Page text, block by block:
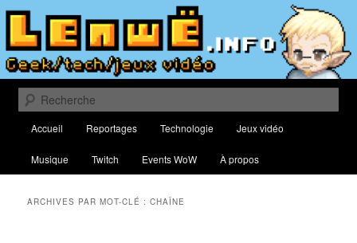
Aller
contenu
principal
Aller
contenu
secondaireLenwë – Culture geek, tech et jeux
vidéo
Blog traitant de culture geek, du web, de nouvelles technologies et de jeux
vidéo
Recherche
principal
Accueil Reportages Technologie Jeux vidéo
Musique Twitch Events WoW À propos
ARCHIVES PAR MOT-CLÉ :CHAÎNE